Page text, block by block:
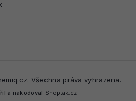
. Všechna práva vyhrazena.
a nakódoval Shoptak.cz